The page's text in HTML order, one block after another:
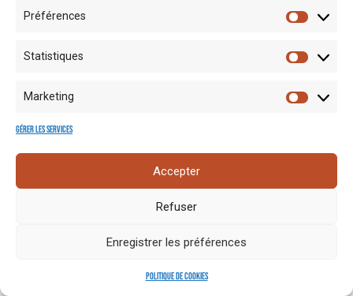
Préférences
Statistiques
Marketing
Gérer les services
Accepter
Refuser
Enregistrer les préférences
Politique de cookies